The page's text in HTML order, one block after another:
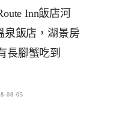
Inn飯店河
泉飯店，湖景房
長腳蟹吃到
08-05